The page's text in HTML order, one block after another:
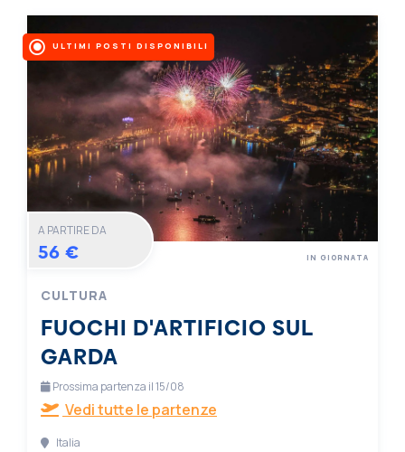
ULTIMI POSTI DISPONIBILI
A PARTIRE DA
56 €
CULTURA
FUOCHI D'ARTIFICIO SUL
GARDA
IN GIORNATA
Prossima partenza il 15/08
Vedi tutte le partenze
Italia